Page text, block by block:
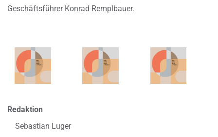
Geschäftsführer Konrad Remplbauer.
Redaktion
Sebastian Luger